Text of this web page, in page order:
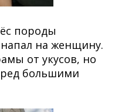
породы
на женщину.
от укусов, но
большими